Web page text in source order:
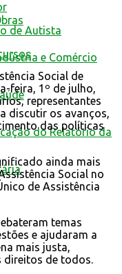
de Autista
e Comércio
do Relatório da
Social de
feira, 1º de julho,
representantes
discutir os avanços,
das políticas
ainda mais
Social no
de Assistência
temas
e ajudaram a
mais justa,
direitos de todos.